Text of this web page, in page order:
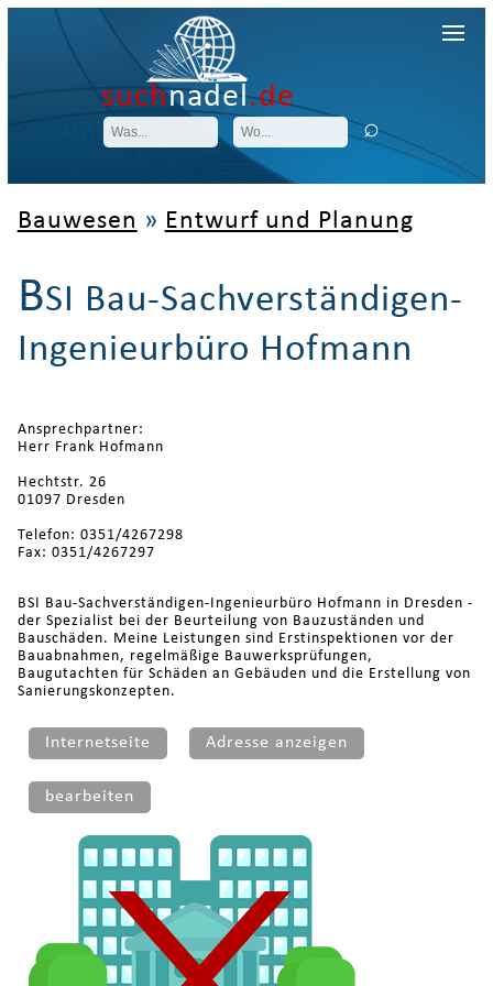
suchnadel.de
Bauwesen » Entwurf und Planung
BSI Bau-Sachverständigen-
Ingenieurbüro Hofmann
Ansprechpartner:
Herr Frank Hofmann
Hechtstr. 26
01097 Dresden
Telefon: 0351/4267298
Fax: 0351/4267297
BSI Bau-Sachverständigen-Ingenieurbüro Hofmann in Dresden -
der Spezialist bei der Beurteilung von Bauzuständen und
Bauschäden. Meine Leistungen sind Erstinspektionen vor der
Bauabnahmen, regelmäßige Bauwerksprüfungen,
Baugutachten für Schäden an Gebäuden und die Erstellung von
Sanierungskonzepten.
Internetseite Adresse anzeigen
bearbeiten